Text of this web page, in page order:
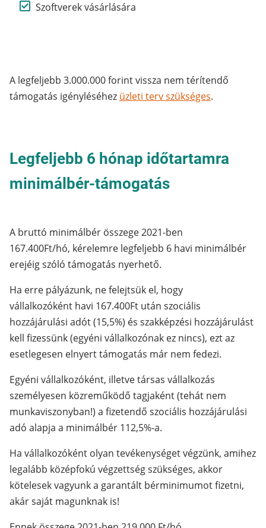
Szoftverek vásárlására
A legfeljebb 3.000.000 forint vissza nem térítendő
támogatás igényléséhez üzleti terv szükséges.
Legfeljebb 6 hónap időtartamra
minimálbér-támogatás
A bruttó minimálbér összege 2021-ben
167.400Ft/hó, kérelemre legfeljebb 6 havi minimálbér
erejéig szóló támogatás nyerhető.
Ha erre pályázunk, ne felejtsük el, hogy
vállalkozóként havi 167.400Ft után szociális
hozzájárulási adót (15,5%) és szakképzési hozzájárulást
kell fizessünk (egyéni vállalkozónak ez nincs), ezt az
esetlegesen elnyert támogatás már nem fedezi.
Egyéni vállalkozóként, illetve társas vállalkozás
személyesen közreműködő tagjaként (tehát nem
munkaviszonyban!) a fizetendő szociális hozzájárulási
adó alapja a minimálbér 112,5%-a.
Ha vállalkozóként olyan tevékenységet végzünk, amihez
legalább középfokú végzettség szükséges, akkor
kötelesek vagyunk a garantált bérminimumot fizetni,
akár saját magunknak is!